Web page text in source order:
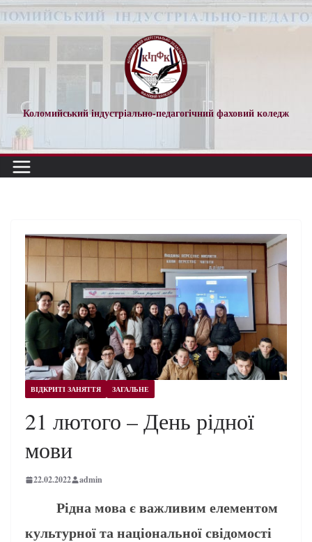
Перейти
до
Коломийський індустріально-педагогічний фаховий коледж
ВІДКРИТІ ЗАНЯТТЯ ЗАГАЛЬНЕ
21 лютого – День рідної
мови
22.02.2022 admin
Рідна мова є важливим елементом
культурної та національної свідомості